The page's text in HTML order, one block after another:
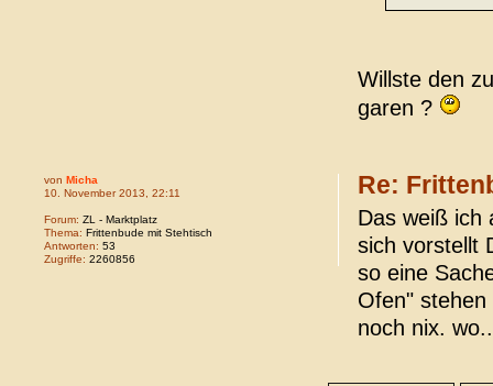
Willste den
garen ?
Re:
Das weiß ich
sich vorstellt
so eine
Ofen"
noch nix.
von Micha
10. November 2013, 22:11
Forum: ZL - Marktplatz
Thema: Frittenbude mit Stehtisch
Antworten: 53
Zugriffe: 2260856